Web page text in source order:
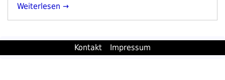
„TROTZ
Schwerpunktprogramm
Weiterlesen
Kontakt Impressum